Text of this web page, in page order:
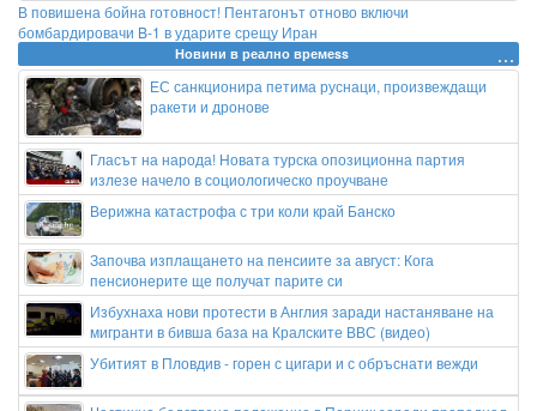
В повишена бойна готовност! Пентагонът отново включи
бомбардировачи B-1 в ударите срещу Иран
Новини в реално времеss
ЕС санкционира петима руснаци, произвеждащи
ракети и дронове
Гласът на народа! Новата турска опозиционна партия
излезе начело в социологическо проучване
Верижна катастрофа с три коли край Банско
Започва изплащането на пенсиите за август: Кога
пенсионерите ще получат парите си
Избухнаха нови протести в Англия заради настаняване на
мигранти в бивша база на Кралските ВВС (видео)
Убитият в Пловдив - горен с цигари и с обръснати вежди